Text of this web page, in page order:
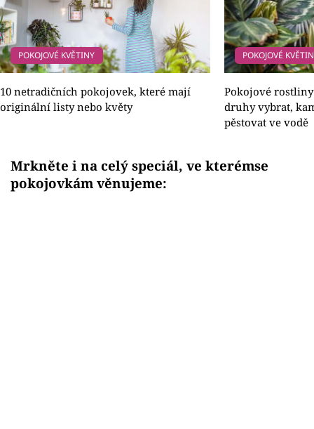
POKOJOVÉ KVĚTINY
10 netradičních pokojovek, které mají
originální listy nebo květy
POKOJOVÉ
Pokojové rostliny
druhy vybrat,
pěstovat ve vodě
Mrkněte i na celý speciál, ve kterémse
pokojovkám věnujeme: